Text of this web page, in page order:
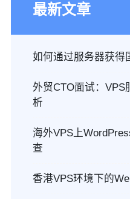
最新文章
如何通过服务器获得
外贸CTO面试：VPS
析
海外VPS上
查
香港VPS环境下的